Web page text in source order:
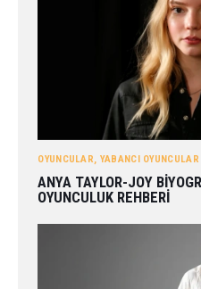
OYUNCULAR YABANCI OYUNCULAR
ANYA TAYLOR-JOY
OYUNCULUK REHBERI